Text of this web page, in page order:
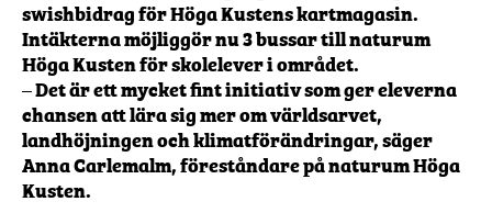
swishbidrag för Höga Kustens kartmagasin.
Intäkterna möjliggör nu 3 bussar till naturum
Höga Kusten för skolelever i området.
– Det är ett mycket fint initiativ som ger eleverna
chansen att lära sig mer om världsarvet,
landhöjningen och klimatförändringar, säger
Anna Carlemalm, föreståndare på naturum Höga
Kusten.